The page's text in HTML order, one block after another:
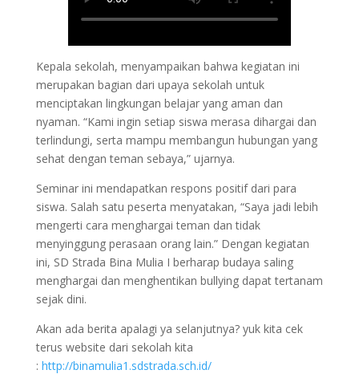
Kepala sekolah, menyampaikan bahwa kegiatan ini
merupakan bagian dari upaya sekolah untuk
menciptakan lingkungan belajar yang aman dan
nyaman. “Kami ingin setiap siswa merasa dihargai dan
terlindungi, serta mampu membangun hubungan yang
sehat dengan teman sebaya,” ujarnya.
Seminar ini mendapatkan respons positif dari para
siswa. Salah satu peserta menyatakan, “Saya jadi lebih
mengerti cara menghargai teman dan tidak
menyinggung perasaan orang lain.” Dengan kegiatan
ini, SD Strada Bina Mulia I berharap budaya saling
menghargai dan menghentikan bullying dapat tertanam
sejak dini.
Akan ada berita apalagi ya selanjutnya? yuk kita cek
terus website dari sekolah kita
: http://binamulia1.sdstrada.sch.id/